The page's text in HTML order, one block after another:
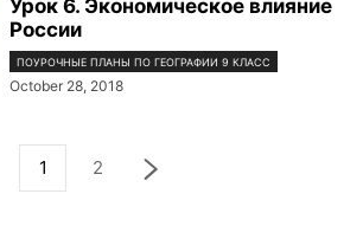
Урок 6. Экономическое влияние
России
ПОУРОЧНЫЕ ПЛАНЫ ПО ГЕОГРАФИИ 9 КЛАСС
October 28, 2018
1 2